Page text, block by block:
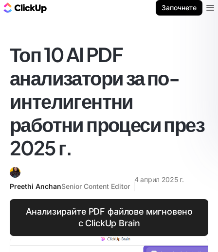
Започнете
Топ 10 AI PDF
анализатори за по-
интелигентни
работни процеси през
2025 г.
Preethi AnchanSenior Content Editor
4 април 2025 г.
Анализирайте PDF файлове мигновено
с ClickUp Brain